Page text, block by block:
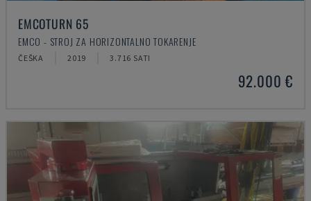
EMCOTURN 65
EMCO - STROJ ZA HORIZONTALNO TOKARENJE
ČEŠKA 2019 3.716 SATI
92.000 €